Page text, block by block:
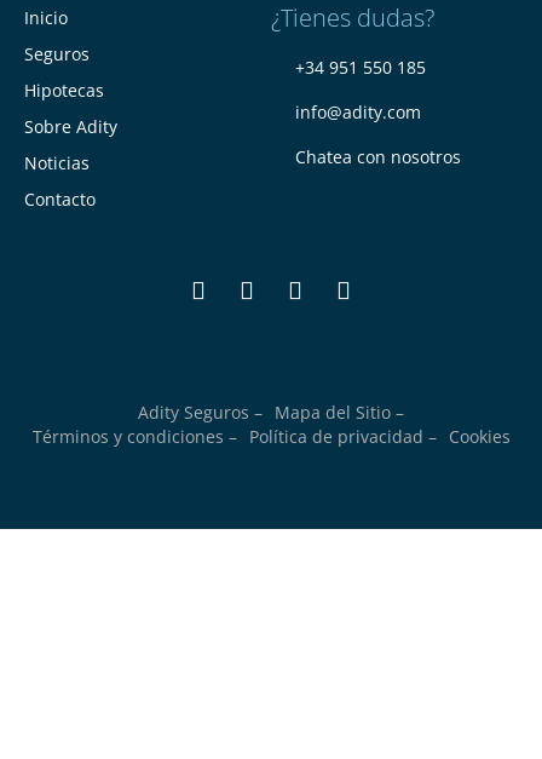
Inicio
Seguros
Hipotecas
Sobre Adity
Noticias
Contacto
¿Tienes dudas?
+34 951 550 185
info@adity.com
Chatea con nosotros
Adity Seguros – Mapa del Sitio –
Términos y condiciones –
Política de privacidad – Cookies